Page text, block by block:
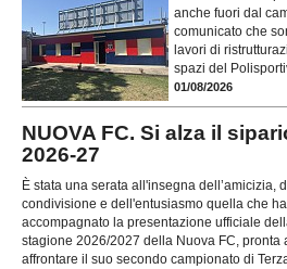
anche fuori dal
comunicato che
lavori di
spazi del
01/08/2026
NUOVA FC. Si alza il
2026-27
È stata una serata all'insegna dell’amicizia,
condivisione e dell'entusiasmo quella che ha
accompagnato la presentazione ufficiale
stagione 2026/2027 della Nuova FC, pronta
affrontare il suo secondo campionato di